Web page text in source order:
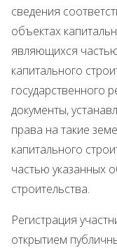
сведения
объектах
являющихся
капитального
государственного
документы,
права на такие
капитального
частью указанных
строительства.
Регистрация
открытием